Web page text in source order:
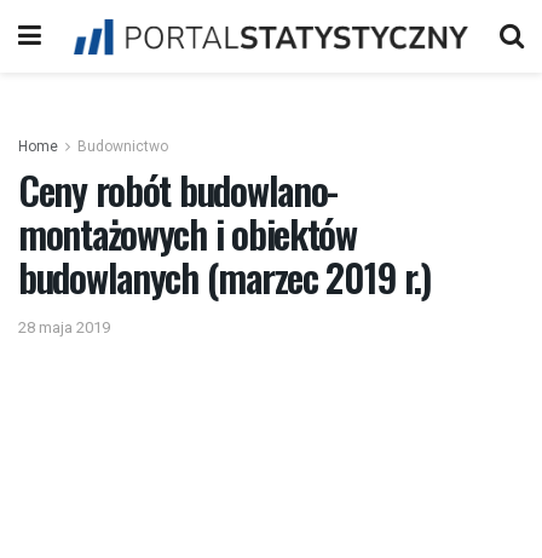
Home Budownictwo
Ceny robót budowlano-
montażowych i obiektów
budowlanych (marzec 2019 r.)
28 maja 2019